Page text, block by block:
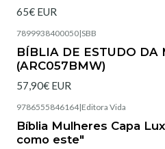
65€ EUR
7899938400050|SBB
BÍBLIA DE ESTUDO DA
(ARC057BMW)
57,90€ EUR
9786555846164|Editora Vida
Bíblia Mulheres Capa
como este"